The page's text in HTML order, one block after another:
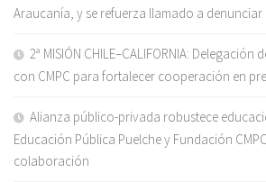
Araucanía, y se refuerza llamado a
2ª MISIÓN CHILE–CALIFORNIA: Delegación
con CMPC para fortalecer cooperación en
Alianza público-privada robustece
Educación Pública Puelche y Fundación
colaboración